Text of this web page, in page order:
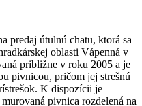
predaj útulnú chatu, ktorá sa
oblasti Vápenná v
približne v roku 2005 a je
pivnicou, pričom jej strešnú
K dispozícii je
pivnica rozdelená na